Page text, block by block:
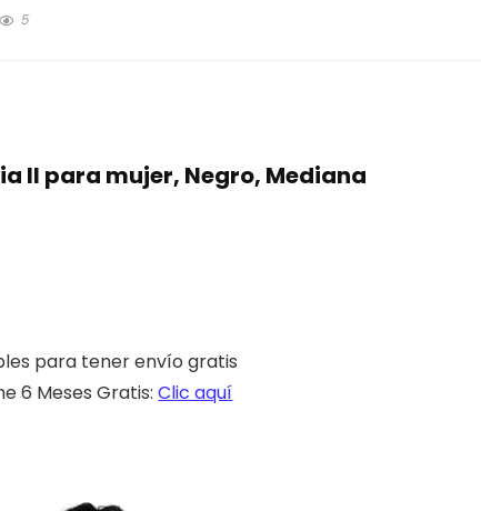
5
II para mujer, Negro, Mediana
para tener envío gratis
6 Meses Gratis:Clic aquí